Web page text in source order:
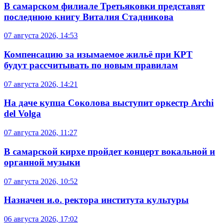
В самарском филиале Третьяковки представят
последнюю книгу Виталия Стадникова
07 августа 2026, 14:53
Компенсацию за изымаемое жильё при КРТ
будут рассчитывать по новым правилам
07 августа 2026, 14:21
На даче купца Соколова выступит оркестр Archi
del Volga
07 августа 2026, 11:27
В самарской кирхе пройдет концерт вокальной и
органной музыки
07 августа 2026, 10:52
Назначен и.о. ректора института культуры
06 августа 2026, 17:02